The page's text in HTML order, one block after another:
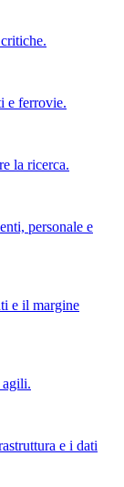
e ferrovie.
la ricerca.
personale e
e il margine
agili.
e i dati